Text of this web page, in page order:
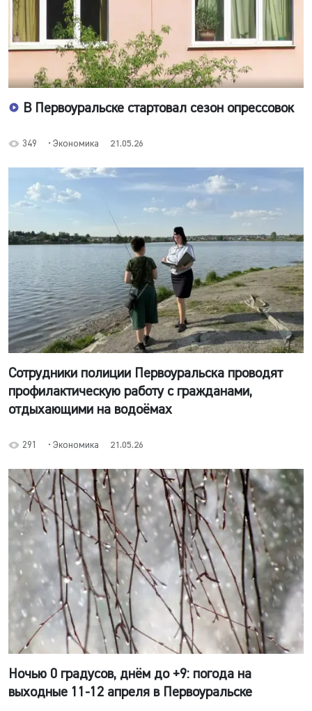
В Первоуральске стартовал сезон опрессовок
349 • Экономика 21.05.26
Сотрудники полиции Первоуральска проводят
профилактическую работу с гражданами,
отдыхающими на водоёмах
291 • Экономика 21.05.26
Ночью 0 градусов, днём до +9: погода на
выходные 11-12 апреля в Первоуральске